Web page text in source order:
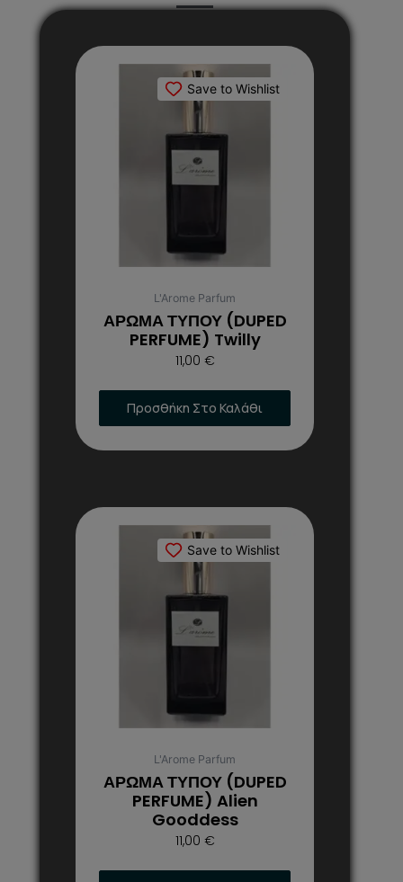
Save to Wishlist
L'Arome Parfum
ΑΡΩΜΑ ΤΥΠΟΥ (DUPED
PERFUME) Twilly
11,00 €
Προσθήκη Στο Καλάθι
το
προϊόν
έχει
παραλλαγές.
Οι
να
επιλεγούν
στη
σελίδα
του
προϊόντος
Save to Wishlist
L'Arome Parfum
ΑΡΩΜΑ ΤΥΠΟΥ (DUPED
PERFUME) Alien
Gooddess
11,00 €
το
προϊόν
έχει
παραλλαγές.
Οι
να
επιλεγούν
στη
σελίδα
του
προϊόντος